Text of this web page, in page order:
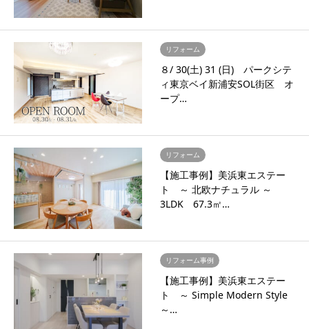
リフォーム
８/ 30(土) 31 (日) パークシテ
ィ東京ベイ新浦安SOL街区 オ
ープ…
リフォーム
【施工事例】美浜東エステー
ト ～ 北欧ナチュラル ～
3LDK 67.3㎡…
リフォーム事例
【施工事例】美浜東エステー
ト ～ Simple Modern Style
～…